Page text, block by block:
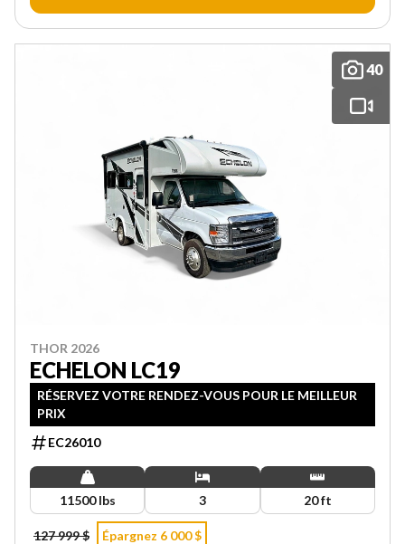
40
THOR 2026
ECHELON LC19
RÉSERVEZ VOTRE RENDEZ-VOUS POUR LE MEILLEUR
PRIX
EC26010
11500 lbs 3 20 ft
127 999 $ Épargnez 6 000 $